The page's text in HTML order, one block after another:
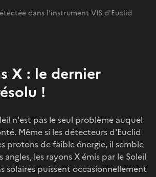
dans l'instrument VIS d'Euclid
X : le dernier
!
n'est pas le seul problème auquel
Même si les détecteurs d'Euclid
protons de faible énergie, il semble
les rayons X émis par le Soleil
solaires puissent occasionnellement